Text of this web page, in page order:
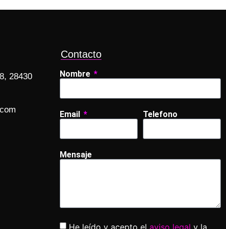
28430
Contacto
Nombre
Email Telefono
Mensaje
He leído y acepto el aviso legal y la